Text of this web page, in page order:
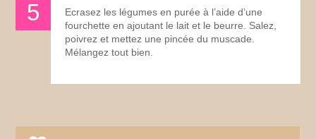
Ecrasez les légumes en purée à l’aide d’une
fourchette en ajoutant le lait et le beurre. Salez,
poivrez et mettez une pincée du muscade.
Mélangez tout bien.